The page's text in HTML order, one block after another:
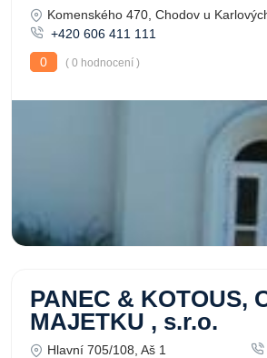
Komenského 470, Chodov u
+420 606 411 111
0
( 0 hodnocení )
PANEC & KOTOUS,
MAJETKU , s.r.o.
Hlavní 705/108, Aš 1